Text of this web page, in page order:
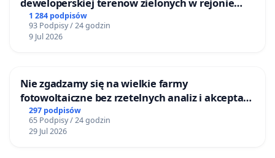
Bulwarów Straceńskich w Bielsku-Białej
1 284 podpisów
93 Podpisy / 24 godzin
9 Jul 2026
Nie zgadzamy się na wielkie farmy
fotowoltaiczne bez rzetelnych analiz i akceptacji
mieszkańców
297 podpisów
65 Podpisy / 24 godzin
29 Jul 2026